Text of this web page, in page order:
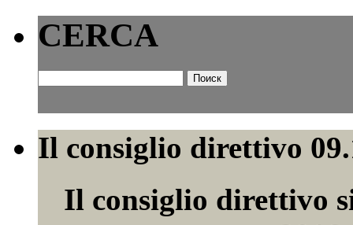
CERCA
Il consiglio direttivo
Il consiglio direttivo